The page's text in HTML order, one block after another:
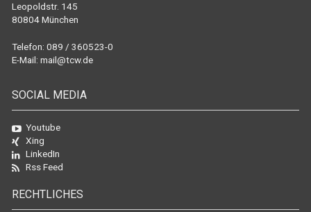
Leopoldstr. 145
80804 München
Telefon: 089 / 360523-0
E-Mail: mail@tcw.de
SOCIAL MEDIA
Youtube
Xing
LinkedIn
Rss Feed
RECHTLICHES